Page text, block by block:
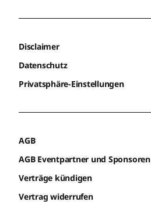
Disclaimer
Datenschutz
Privatsphäre-Einstellungen
AGB
AGB Eventpartner und Sponsoren
Verträge kündigen
Vertrag widerrufen